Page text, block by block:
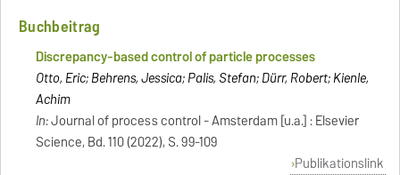
Buchbeitrag
Discrepancy-based control of particle processes
Otto, Eric; Behrens, Jessica; Palis, Stefan; Dürr, Robert; Kienle,
Achim
In:Journal of process control - Amsterdam [u.a.] : Elsevier
Science, Bd. 110 (2022), S. 99-109
Publikationslink